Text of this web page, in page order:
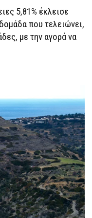
5,81% έκλεισε
που τελειώνει,
με την αγορά να